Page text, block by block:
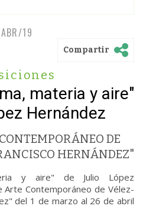
19
Compartir
materia y aire"
Hernández
DE
HERNÁNDEZ"
y aire" de Julio López
Arte Contemporáneo de Vélez-
del 1 de marzo al 26 de abril